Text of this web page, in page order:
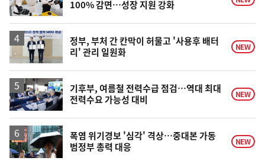
100% 감면…성장 지원 강화
정부, 부처 간 칸막이 허물고 '사용후 배터
리' 관리 일원화
NEW
기후부, 여름철 전력수급 점검…역대 최대
전력수요 가능성 대비
NEW
폭염 위기경보 '심각' 격상…중대본 가동
범정부 총력 대응
NEW